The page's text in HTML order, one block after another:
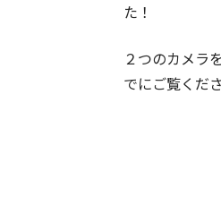
た！
２つのカメラ
でにご覧くだ